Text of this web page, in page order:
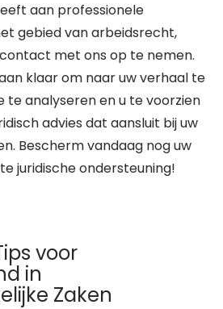
aan professionele
gebied van arbeidsrecht,
met ons op te nemen.
klaar om naar uw verhaal te
te analyseren en u te voorzien
advies dat aansluit bij uw
Bescherm vandaag nog uw
juridische ondersteuning!
voor
in
Zaken